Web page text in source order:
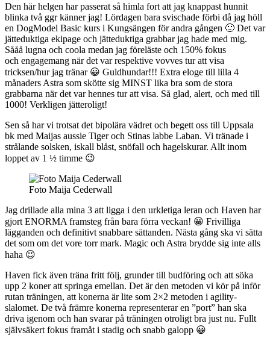
Den här helgen har passerat så himla fort att jag knappast hunnit
blinka två ggr känner jag! Lördagen bara svischade förbi då jag höll
en DogModel Basic kurs i Kungsängen för andra gången 🙂 Det var
jätteduktiga ekipage och jätteduktiga grabbar jag hade med mig.
Sååå lugna och coola medan jag föreläste och 150% fokus
och engagemang när det var respektive vovves tur att visa
tricksen/hur jag tränar 😀 Guldhundar!!! Extra eloge till lilla 4
månaders Astra som skötte sig MINST lika bra som de stora
grabbarna när det var hennes tur att visa. Så glad, alert, och med till
1000! Verkligen jätteroligt!
Sen så har vi trotsat det bipolära vädret och begett oss till Uppsala
bk med Maijas aussie Tiger och Stinas labbe Laban. Vi tränade i
strålande solsken, iskall blåst, snöfall och hagelskurar. Allt inom
loppet av 1 ½ timme 😉
Foto Maija Cederwall
Jag drillade alla mina 3 att ligga i den urkletiga leran och Haven har
gjort ENORMA framsteg från bara förra veckan! 😀 Frivilliga
lägganden och definitivt snabbare sättanden. Nästa gång ska vi sätta
det som om det vore torr mark. Magic och Astra brydde sig inte alls
haha 😉
Haven fick även träna fritt följ, grunder till budföring och att söka
upp 2 koner att springa emellan. Det är den metoden vi kör på inför
rutan träningen, att konerna är lite som 2×2 metoden i agility-
slalomet. De två främre konerna representerar en ”port” han ska
driva igenom och han svarar på träningen otroligt bra just nu. Fullt
självsäkert fokus framåt i stadig och snabb galopp 😀